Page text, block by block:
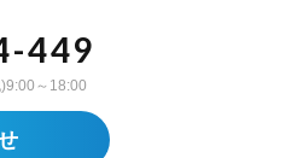
449
～18:00